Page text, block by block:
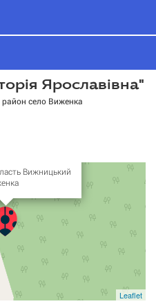
Ярославівна"
село Виженка
Вижницький
Leaflet